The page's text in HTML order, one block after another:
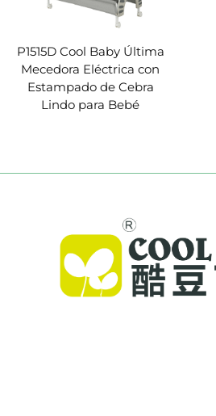
P1515D Cool Baby Última
Mecedora Eléctrica con
Estampado de Cebra
Lindo para Bebé